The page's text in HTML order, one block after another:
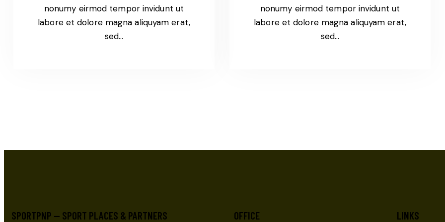
nonumy eirmod tempor invidunt ut
labore et dolore magna aliquyam erat,
sed…
nonumy eirmod tempor invidunt ut
labore et dolore magna aliquyam erat,
sed…
SPORTPNP — SPORT PLACES & PARTNERS OFFICE LINKS